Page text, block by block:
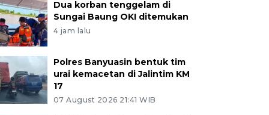
Dua korban tenggelam di
Sungai Baung OKI ditemukan
4 jam lalu
Polres Banyuasin bentuk tim
urai kemacetan di Jalintim KM
17
07 August 2026 21:41 WIB